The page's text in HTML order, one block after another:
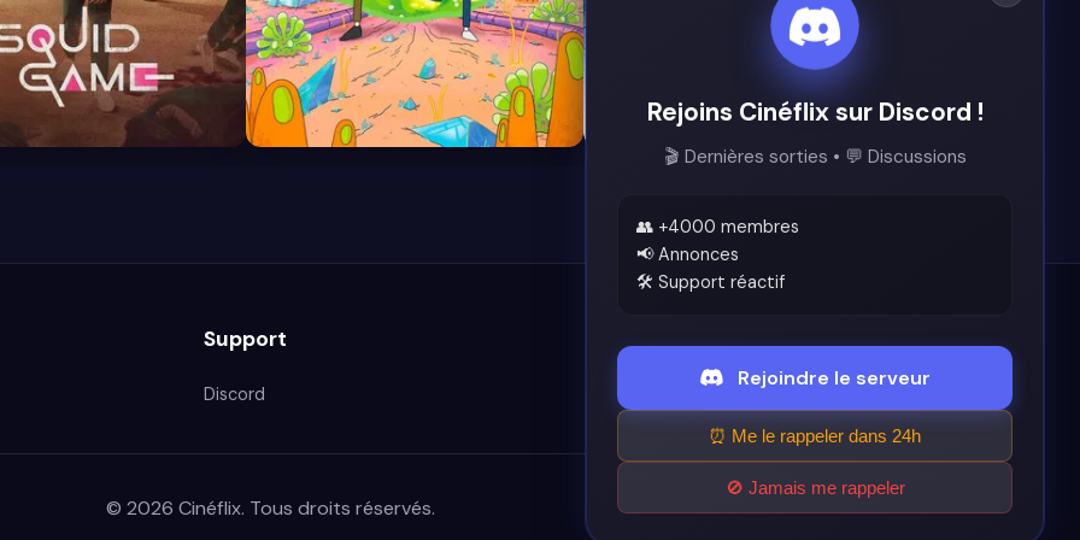
8.7 7.4
Support
Discord Conditions d'utilisation
© 2026 Cinéflix. Tous droits réservés.
Rejoins Cinéflix sur Discord !
🎬 Dernières sorties • 💬 Discussions
👥 +4000 membres
📢 Annonces
🛠️ Support réactif
Rejoindre le serveur
⏰ Me le rappeler dans 24h
🚫 Jamais me rappeler